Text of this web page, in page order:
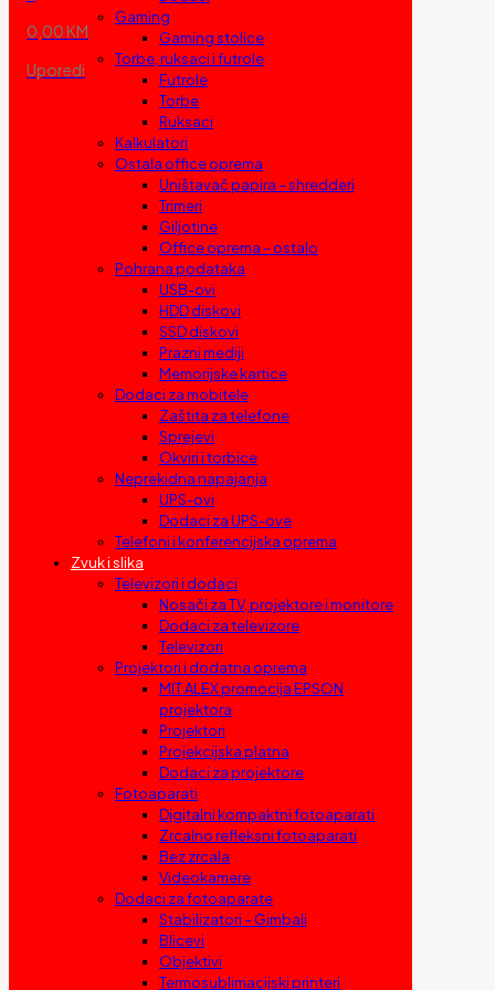
0,00 KM
Uporedi
Gaming
Gaming stolice
Torbe, ruksaci i futrole
Futrole
Torbe
Ruksaci
Kalkulatori
Ostala office oprema
Uništavač papira – shredderi
Trimeri
Giljotine
Office oprema – ostalo
Pohrana podataka
USB-ovi
HDD diskovi
SSD diskovi
Prazni mediji
Memorijske kartice
Dodaci za mobitele
Zaštita za telefone
Sprejevi
Okviri i torbice
Neprekidna napajanja
UPS-ovi
Dodaci za UPS-ove
Telefoni i konferencijska oprema
Zvuk i slika
Televizori i dodaci
Nosači za TV, projektore i monitore
Dodaci za televizore
Televizori
Projektori i dodatna oprema
MIT ALEX promocija EPSON
projektora
Projektori
Projekcijska platna
Dodaci za projektore
Fotoaparati
Digitalni kompaktni fotoaparati
Zrcalno refleksni fotoaparati
Bez zrcala
Videokamere
Dodaci za fotoaparate
Stabilizatori – Gimbali
Blicevi
Objektivi
Termosublimacijski printeri